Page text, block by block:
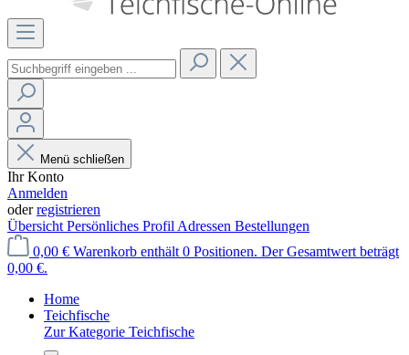
Menü schließen
Ihr Konto
Anmelden
oderregistrieren
Übersicht Persönliches Profil Adressen Bestellungen
0,00 € Warenkorb enthält 0 Positionen. Der Gesamtwert beträgt
0,00 €.
Home
Teichfische
Zur Kategorie Teichfische